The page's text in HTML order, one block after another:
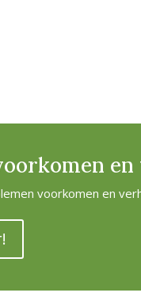
voorkomen en